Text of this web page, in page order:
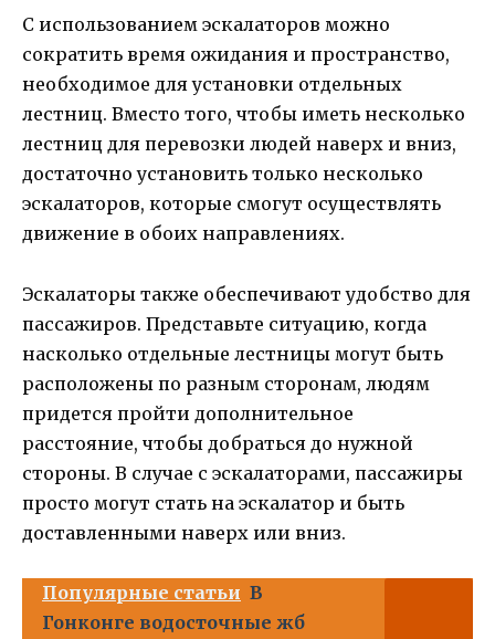
С использованием эскалаторов можно
сократить время ожидания и пространство,
необходимое для установки отдельных
лестниц. Вместо того, чтобы иметь несколько
лестниц для перевозки людей наверх и вниз,
достаточно установить только несколько
эскалаторов, которые смогут осуществлять
движение в обоих направлениях.
Эскалаторы также обеспечивают удобство для
пассажиров. Представьте ситуацию, когда
насколько отдельные лестницы могут быть
расположены по разным сторонам, людям
придется пройти дополнительное
расстояние, чтобы добраться до нужной
стороны. В случае с эскалаторами, пассажиры
просто могут стать на эскалатор и быть
доставленными наверх или вниз.
Популярные статьи В
Гонконге водосточные жб